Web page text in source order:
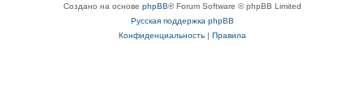
Создано на основе phpBB® Forum Software © phpBB Limited
Русская поддержка phpBB
Конфиденциальность| Правила